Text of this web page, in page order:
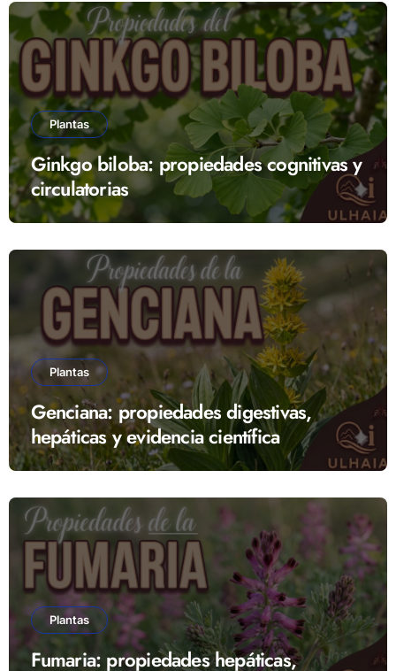
Plantas
Ginkgo biloba: propiedades cognitivas y
circulatorias
Plantas
Genciana: propiedades digestivas,
hepáticas y evidencia científica
Plantas
Fumaria: propiedades hepáticas,